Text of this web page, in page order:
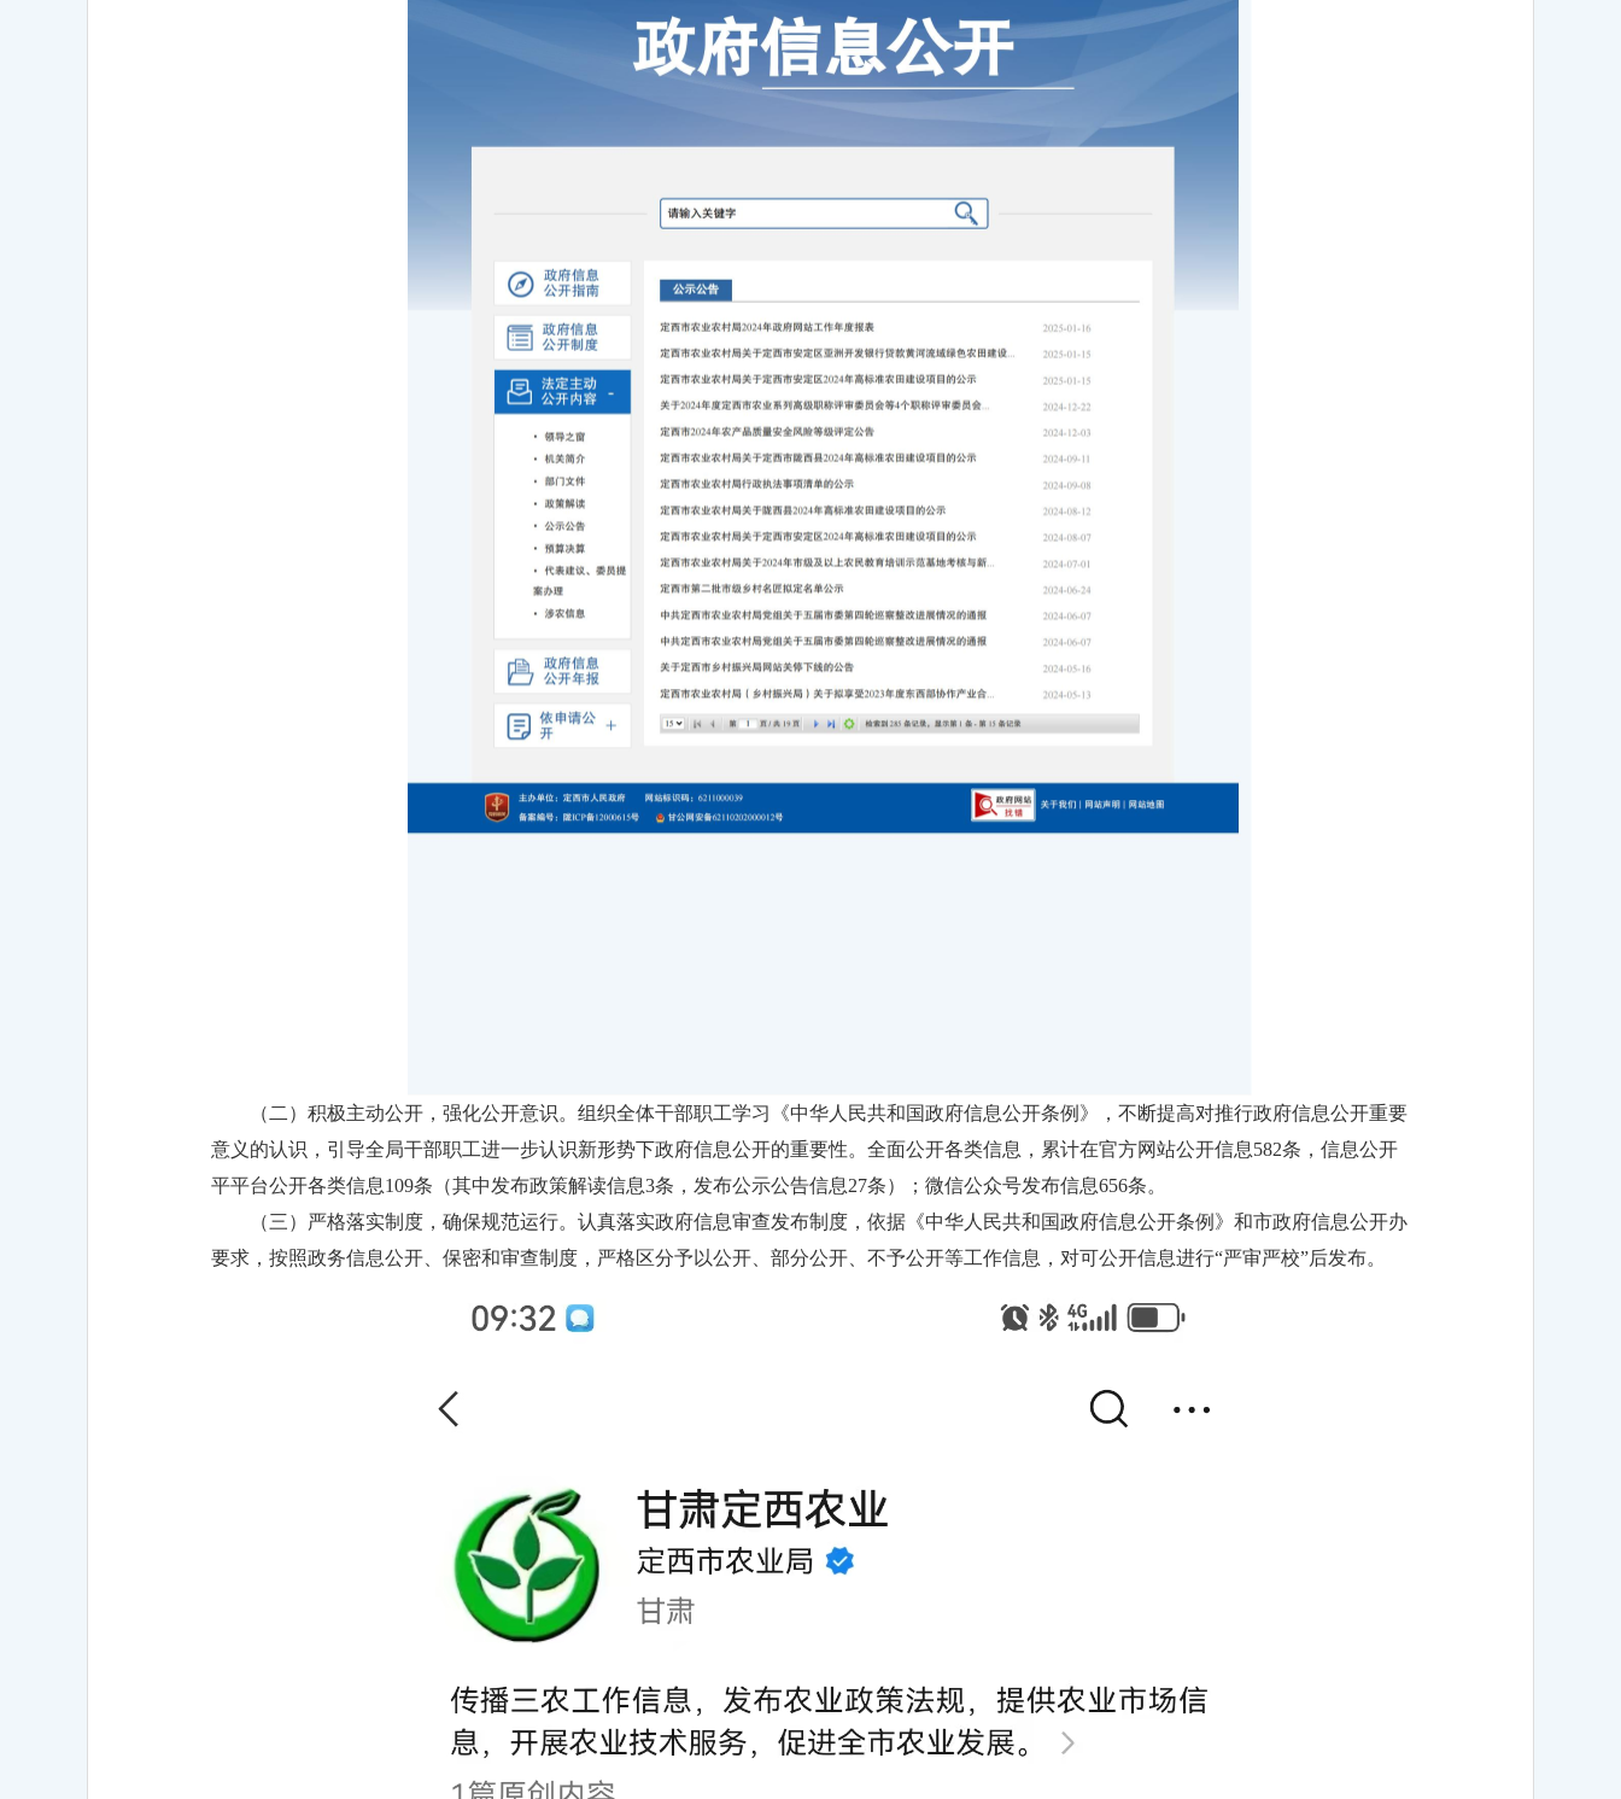
（二）积极主动公开，强化公开意识。组织全体干部职工学习《中华人民共和国政府信息公开条例》，不断提高对推行政府信息公开重要
意义的认识，引导全局干部职工进一步认识新形势下政府信息公开的重要性。全面公开各类信息，累计在官方网站公开信息582条，信息公开
平平台公开各类信息109条（其中发布政策解读信息3条，发布公示公告信息27条）；微信公众号发布信息656条。
（三）严格落实制度，确保规范运行。认真落实政府信息审查发布制度，依据《中华人民共和国政府信息公开条例》和市政府信息公开办
要求，按照政务信息公开、保密和审查制度，严格区分予以公开、部分公开、不予公开等工作信息，对可公开信息进行“严审严校”后发布。